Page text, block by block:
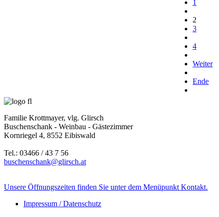
1
2
3
4
Weiter
Ende
Familie Krottmayer, vlg. Glirsch
Buschenschank - Weinbau - Gästezimmer
Kornriegel 4, 8552 Eibiswald
Tel.: 03466 / 43 7 56
buschenschank@glirsch.at
Unsere Öffnungszeiten finden Sie unter dem Menüpunkt Kontakt.
Impressum / Datenschutz